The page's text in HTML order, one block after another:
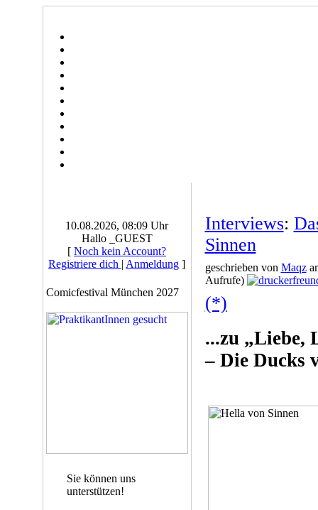
10.08.2026, 08:09 Uhr
Hallo _GUEST
[ Noch kein Account?
Registriere dich | Anmeldung ]
Comicfestival München 2027
Sie können uns
unterstützen!
Interviews:
Sinnen
geschrieben von Maqz
Aufrufe)
(*)
...zu „Liebe,
– Die Ducks